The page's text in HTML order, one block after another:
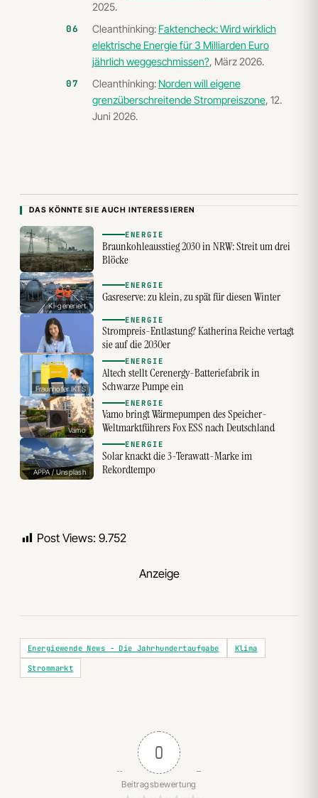
2025.
Cleanthinking: Faktencheck: Wird wirklich
elektrische Energie für 3 Milliarden Euro
jährlich weggeschmissen?, März 2026.
Cleanthinking: Norden will eigene
grenzüberschreitende Strompreiszone, 12.
Juni 2026.
DAS KÖNNTE SIE AUCH INTERESSIEREN
ENERGIE
Braunkohleausstieg 2030 in NRW: Streit um drei
Blöcke
KI-generiert
ENERGIE
Gasreserve: zu klein, zu spät für diesen Winter
ENERGIE
Strompreis-Entlastung? Katherina Reiche vertagt
sie auf die 2030er
Fraunhofer IKTS
ENERGIE
Altech stellt Cerenergy-Batteriefabrik in
Schwarze Pumpe ein
Vamo
ENERGIE
Vamo bringt Wärmepumpen des Speicher-
Weltmarktführers Fox ESS nach Deutschland
APPA / Unsplash
ENERGIE
Solar knackt die 3-Terawatt-Marke im
Rekordtempo
Post Views: 9.752
Anzeige
Energiewende News - Die Jahrhundertaufgabe
Klima
Strommarkt
0
Beitragsbewertung